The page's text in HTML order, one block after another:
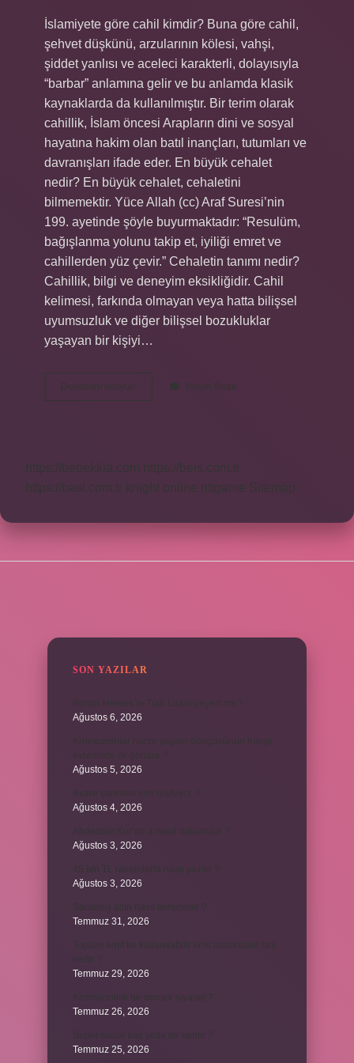
İslamiyete göre cahil kimdir? Buna göre cahil,
şehvet düşkünü, arzularının kölesi, vahşi,
şiddet yanlısı ve aceleci karakterli, dolayısıyla
“barbar” anlamına gelir ve bu anlamda klasik
kaynaklarda da kullanılmıştır. Bir terim olarak
cahillik, İslam öncesi Arapların dini ve sosyal
hayatına hakim olan batıl inançları, tutumları ve
davranışları ifade eder. En büyük cehalet
nedir? En büyük cehalet, cehaletini
bilmemektir. Yüce Allah (cc) Araf Suresi’nin
199. ayetinde şöyle buyurmaktadır: “Resulüm,
bağışlanma yolunu takip et, iyiliği emret ve
cahillerden yüz çevir.” Cehaletin tanımı nedir?
Cahillik, bilgi ve deneyim eksikliğidir. Cahil
kelimesi, farkında olmayan veya hatta bilişsel
uyumsuzluk ve diğer bilişsel bozukluklar
yaşayan bir kişiyi…
Devamını okuyun
Dinimizde
Cehalet
Yorum Bırak
https://bebekkia.com
https://beis.com.tr
https://basi.com.tr
knight online nttgame Sitemap
SON YAZILAR
Ağustos 6, 2026
Ağustos 5, 2026
Ağustos 4, 2026
Ağustos 3, 2026
Ağustos 3, 2026
Temmuz 31, 2026
Temmuz 29, 2026
Temmuz 26, 2026
Temmuz 25, 2026